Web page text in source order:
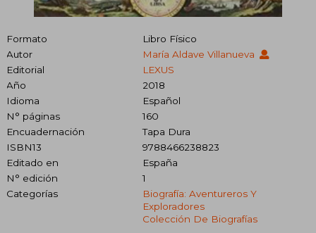
Formato
Libro Físico
Autor
María Aldave Villanueva
Editorial
LEXUS
Año
2018
Idioma
Español
N° páginas
160
Encuadernación
Tapa Dura
ISBN13
9788466238823
Editado en
España
N° edición
1
Categorías
Biografía: Aventureros Y
Exploradores
Colección De Biografías